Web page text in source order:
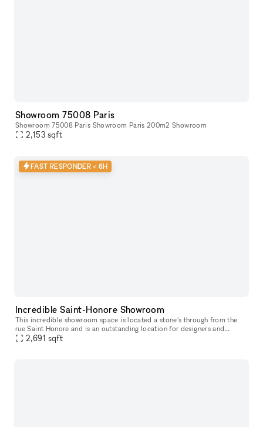
Showroom 75008 Paris
Showroom 75008 Paris Showroom Paris 200m2 Showroom
2,153 sqft
FAST RESPONDER < 6H
Incredible Saint-Honore Showroom
This incredible showroom space is located a stone's through from the
rue Saint Honore and is an outstanding location for designers and
brands to host a Fashion Showroom, Product Launch or Private Eve
2,691 sqft